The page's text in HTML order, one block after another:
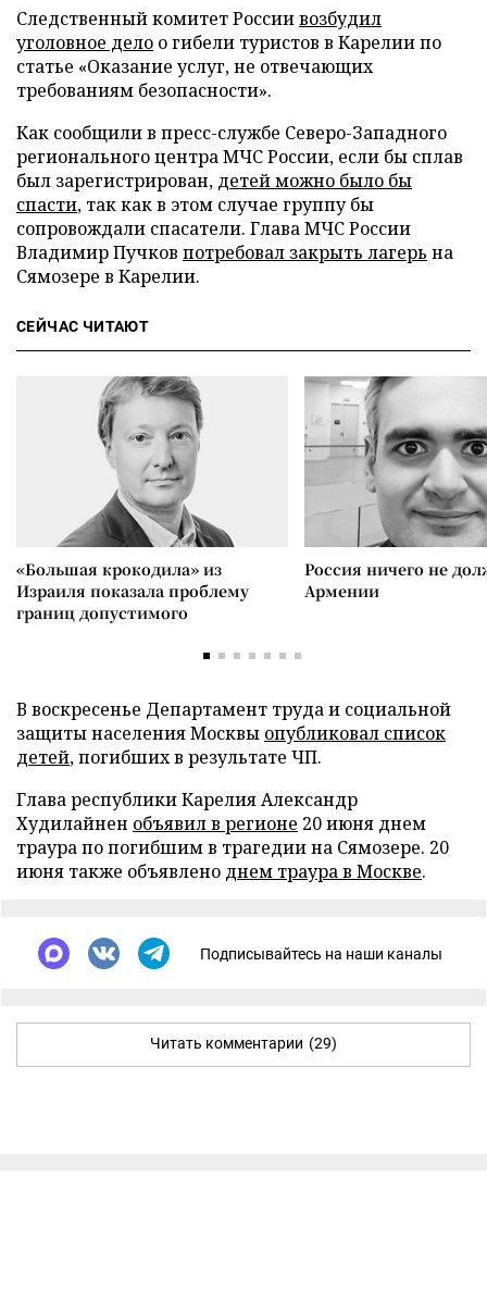
Следственный комитет Россиивозбудил
уголовное дело о гибели туристов в Карелии по
статье «Оказание услуг, не отвечающих
требованиям безопасности».
Как сообщили в пресс-службе Северо-Западного
регионального центра МЧС России, если бы сплав
был зарегистрирован, детей можно было бы
спасти, так как в этом случае группу бы
сопровождали спасатели. Глава МЧС России
Владимир Пучков потребовал закрыть лагерь на
Сямозере в Карелии.
СЕЙЧАС ЧИТАЮТ
«Большая крокодила» из
Израиля показала проблему
границ допустимого
Россия ничего не
Армении
В воскресенье Департамент труда и социальной
защиты населения Москвы опубликовал список
детей, погибших в результате ЧП.
Глава республики Карелия Александр
Худилайнен объявил в регионе 20 июня днем
траура по погибшим в трагедии на Сямозере. 20
июня также объявлено днем траура в Москве.
Подписывайтесь на наши каналы
Читать комментарии (29)